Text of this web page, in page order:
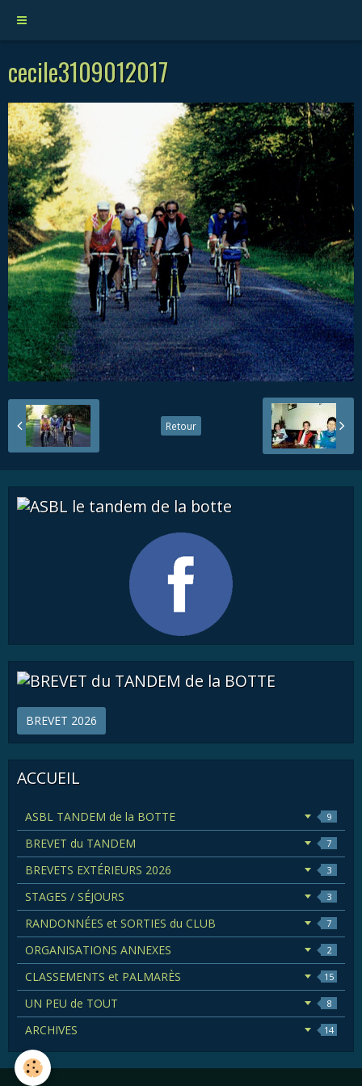
cecile3109012017
Retour
BREVET 2026
ACCUEIL
ASBL TANDEM de la BOTTE 9
BREVET du TANDEM 7
BREVETS EXTÉRIEURS 2026 3
STAGES / SÉJOURS 3
RANDONNÉES et SORTIES du CLUB 7
ORGANISATIONS ANNEXES 2
CLASSEMENTS et PALMARÈS 15
UN PEU de TOUT 8
ARCHIVES 14